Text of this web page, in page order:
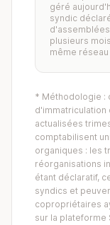
géré
syndic
plusieurs
même
* Méthodologie :
d'immatriculation
actualisées
comptabilisent
organiques : les
réorganisations
étant déclaratif,
syndics et
copropriétaires
sur la plateforme